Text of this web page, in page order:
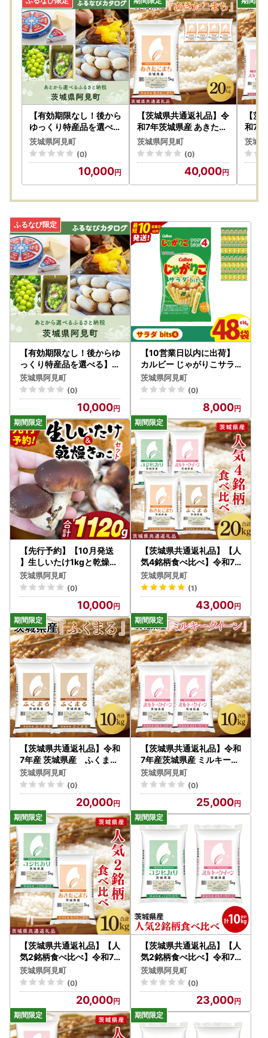
せていただいております。
・ご希望の方は、各返礼品ページにございます「４.ワンス
トップ特例制度を申請する」の欄から
「希望する（確定申告をしない方）」をご選択の上、お申
込みください。
・入金確認後、寄附金受領証明書と同封し郵送いたします。
・入金確認後、注文内容確認画面の【注文者情報】に記載の
住所に「2週間ほどで郵送」いたします。
住民票住所が返礼品の送付先と異なる場合は必ず備考欄に
住民票住所をご記入ください。
・ご記入後下記宛先へご返送ください。
【ご返送先】
〒300-0392 茨城県稲敷郡阿見町中央1-1-1
宛
【令和7年～令和8年の年末年始対応について】
●オフライン決済について
郵便振替・コンビニ支払い・ペイジー支払いにつきまして
は、誠に勝手ながら令和7年12月3日（水）までのお申し込
みとさせていただきます。納付期限は令和7年12月17日
（水）までとなっております。予めご了承ください。
●お礼の品発送について
・お選びいただくお礼の品の詳細ページに記載の発送期日が
目安となりますが、年末年始においても、各事業者の休業お
よび、お申込み・配送物量増加により通常よりもお時間を頂
く場合がございますので、予めご了承ください。
●寄附金受領証明書およびワンストップ特例申請書の発送ス
ケジュールについて
・令和7年12月19日(金)までの寄附分(入金確定)につきまし
ては、寄附確定日より2営業日程度で投函予定でございま
す。
・令和7年12月20日(土)～令和7年12月31日(水)の寄附分につ
きましては、ワンストップご希望の方のみ、翌営業日に投函
予定でございます。なお、ワンストップをご希望でない方に
つきましては、令和8年1月初旬より順次投函予定でございま
す。
●ワンストップ特例申請書の提出について
・ワンストップ特例申請書の提出期限は、令和8年1月10日
(土)【消印有効】です。
・ワンストップ特例申請書をご希望いただいた方には、上記
スケジュールのとおり順次発送いたしますが、提出期限まで
期間が短くなりますので、ご自身で下記申請書データをダウ
ンロードいただき添付資料をご同封の上、提出先へ送付いた
だくことも可能です。
・ワンストップ特例申請書は、ご寄附ごとに提出が必要にな
りますのでご注意ください。
・自治体マイページよりオンラインにてワンストップの申請
や変更の手続き等行うことができますので、ぜひご利用くだ
さい。
【ワンストップ特例申請書 提出先】
〒300-0392
茨城県稲敷郡阿見町中央一丁目1番1号
阿見町役場 産業建設部 商工観光課 宛
------
寄附者様のご都合により、返礼品をお受け取りできなかった
場合、再発送はいたしかねます。
長期不在等、お受取りができない期間がある場合は、お申込
み時に備考欄へご記入いただくか、ふるさと納税担当窓口ま
で必ずご連絡ください。
【有効期限なし！後から
ゆっくり特産品を選べる
】茨城県阿見町カタログ
ポイント
茨城県阿見町
(0)
10,000
【茨城県共通返礼品】令
和7年茨城県産 あきたこ
まち20kg（5kg×4袋）
【お米 米 白米 ごはん ご
飯 茨城県】（03-72）
茨城県阿見町
(0)
40,000
【茨
和7年
ーク
2袋
茨城
茨城
【有効期限なし！後からゆ
っくり特産品を選べる】茨
城県阿見町カタログポイン
ト
茨城県阿見町
(0)
10,000
【10営業日以内に出荷】
カルビー じゃがりこサラ
ダ bits 4 56g(14g×4)×12
個｜Calbee お菓子 菓子
おやつ おかし スナック お
つまみ ジャガイモ じゃが
いも（93-49）
茨城県阿見町
(0)
8,000
【先行予約】【10月発送
】生しいたけ1kgと乾燥キ
ノコセット｜椎茸 きくら
げ キクラゲ しいたけパウ
ダー（99-01）
茨城県阿見町
(0)
10,000
【茨城県共通返礼品】【人
気4銘柄食べ比べ】令和7
年産 茨城県産 コシヒカリ
・あきたこまち・ふくまる
・ミルキークイーン 5kg
×各1袋（計20kg）【お米
米 ごはん 茨城県】（03-6
9-1）
茨城県阿見町
(1)
43,000
【茨城県共通返礼品】令和
7年産 茨城県産 ふくまる
10kg（5kg×2袋）【お米
米 ごはん 茨城県】（03-6
2-1）
茨城県阿見町
(0)
20,000
【茨城県共通返礼品】令和
7年産茨城県産 ミルキーク
イーン10kg（5kg×2袋）
【お米 米 ごはん 茨城県】
（03-64-1）
茨城県阿見町
(0)
25,000
【茨城県共通返礼品】【人
気2銘柄食べ比べ】令和7
年産 茨城県産 コシヒカリ
・あきたこまち 5kg×各
1袋（計10kg）【お米 米
ごはん 茨城県】（03-65-
1）
茨城県阿見町
(0)
20,000
【茨城県共通返礼品】【人
気2銘柄食べ比べ】令和7
年産 茨城県産 コシヒカリ
・ミルキークイーン 5kg
×各1袋（計10kg）【お米
米 ごはん 茨城県】（03-6
6-1）
茨城県阿見町
(0)
23,000